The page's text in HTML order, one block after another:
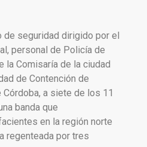
de seguridad dirigido por el
personal de Policía de
la Comisaría de la ciudad
de Contención de
a siete de los 11
banda que
en la región norte
regenteada por tres